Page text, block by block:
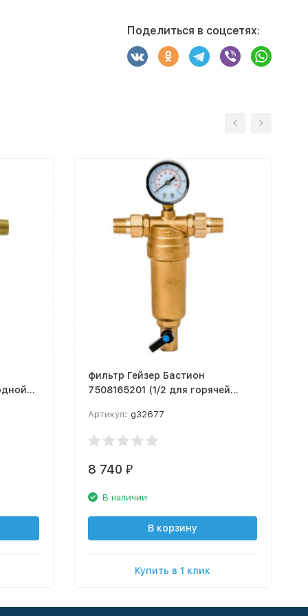
Поделиться в соцсетях:
фильтр Гейзер Бастион
7508165201 (1/2 для горячей
Артикул: g32677
8 740 ₽
В наличии
В корзину
Купить в 1 клик